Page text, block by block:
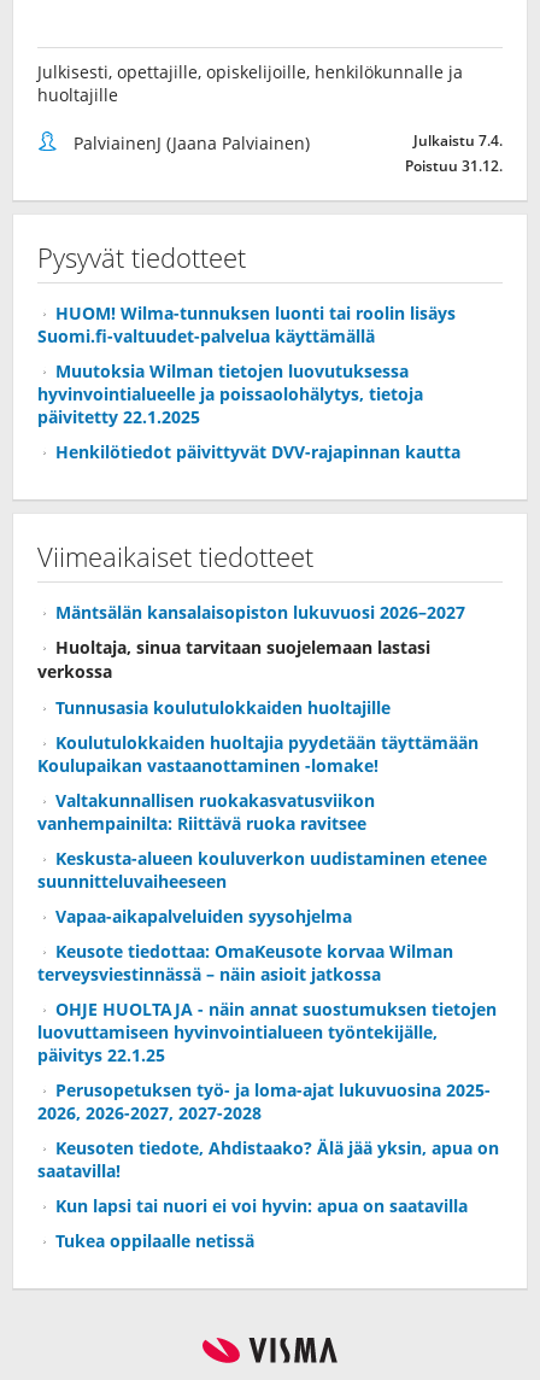
Julkisesti, opettajille, opiskelijoille, henkilökunnalle ja
huoltajille
PalviainenJ (Jaana Palviainen)
Julkaistu 7.4.
Poistuu 31.12.
Pysyvät tiedotteet
HUOM! Wilma-tunnuksen luonti tai roolin lisäys
Suomi.fi-valtuudet-palvelua käyttämällä
Muutoksia Wilman tietojen luovutuksessa
hyvinvointialueelle ja poissaolohälytys, tietoja
päivitetty 22.1.2025
Henkilötiedot päivittyvät DVV-rajapinnan kautta
Viimeaikaiset tiedotteet
Mäntsälän kansalaisopiston lukuvuosi 2026–2027
Huoltaja, sinua tarvitaan suojelemaan lastasi
verkossa
Tunnusasia koulutulokkaiden huoltajille
Koulutulokkaiden huoltajia pyydetään täyttämään
Koulupaikan vastaanottaminen -lomake!
Valtakunnallisen ruokakasvatusviikon
vanhempainilta: Riittävä ruoka ravitsee
Keskusta-alueen kouluverkon uudistaminen etenee
suunnitteluvaiheeseen
Vapaa-aikapalveluiden syysohjelma
Keusote tiedottaa: OmaKeusote korvaa Wilman
terveysviestinnässä – näin asioit jatkossa
OHJE HUOLTAJA - näin annat suostumuksen tietojen
luovuttamiseen hyvinvointialueen työntekijälle,
päivitys 22.1.25
Perusopetuksen työ- ja loma-ajat lukuvuosina 2025-
2026, 2026-2027, 2027-2028
Keusoten tiedote, Ahdistaako? Älä jää yksin, apua on
saatavilla!
Kun lapsi tai nuori ei voi hyvin: apua on saatavilla
Tukea oppilaalle netissä